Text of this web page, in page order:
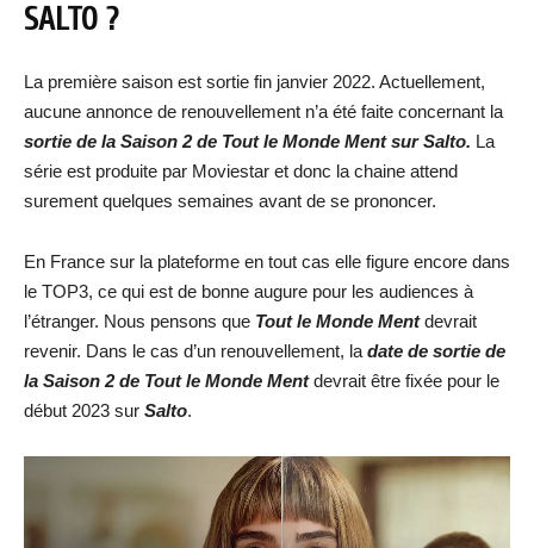
SALTO ?
La première saison est sortie fin janvier 2022. Actuellement,
aucune annonce de renouvellement n’a été faite concernant la
sortie de la Saison 2 de Tout le Monde Ment sur Salto. La
série est produite par Moviestar et donc la chaine attend
surement quelques semaines avant de se prononcer.
En France sur la plateforme en tout cas elle figure encore dans
le TOP3, ce qui est de bonne augure pour les audiences à
l’étranger. Nous pensons que Tout le Monde Mentdevrait
revenir. Dans le cas d’un renouvellement, la date de sortie de
la Saison 2 de Tout le Monde Mentdevrait être fixée pour le
début 2023 sur Salto.